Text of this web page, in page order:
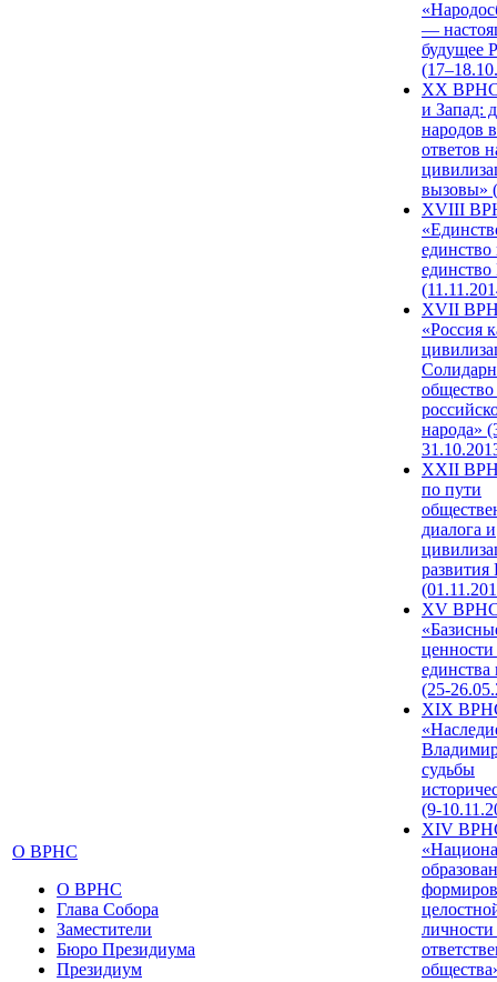
О ВРНС
О ВРНС
Глава Собора
Заместители
Бюро Президиума
Президиум
—
будущее
XX ВРНС
и Запад:
народов
ответов
вызовы»
XVIII
единство
единство
XVII
«Россия
народа»
XXII
по пути
диалога и
развития
XV
единства
(25-
XIX
судьбы
(9-
XIV